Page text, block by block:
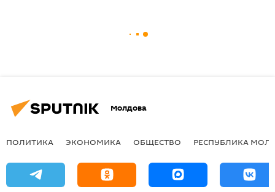
Молдова
ПОЛИТИКА ЭКОНОМИКА ОБЩЕСТВО РЕСПУБЛИКА